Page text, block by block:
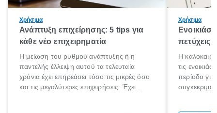
Χρήσιμα
Ανάπτυξη επιχείρησης: 5 tips για
κάθε νέο επιχειρηματία
Η μείωση του ρυθμού ανάπτυξης ή η
παντελής έλλειψη αυτού τα τελευταία
χρόνια έχει επηρεάσει τόσο τις μικρές όσο
και τις μεγαλύτερες επιχειρήσεις. Έχει
Χρήσιμα
Η
τις
περίοδο